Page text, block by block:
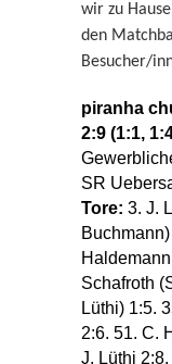
wir zu
den
Besucher/
piranha
2:9 (1:1,
SR
Tore: 3. J.
Schafroth
Lüthi) 1:5.
2:6. 51. C.
J. Lüthi